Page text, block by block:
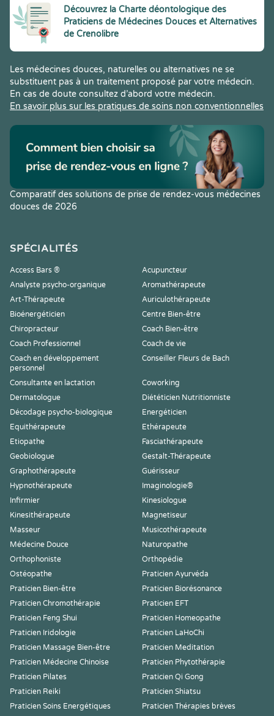
Découvrez la Charte déontologique des
Praticiens de Médecines Douces et Alternatives
de Crenolibre
Les médecines douces, naturelles ou alternatives ne se
substituent pas à un traitement proposé par votre médecin.
En cas de doute consultez d’abord votre médecin.
En savoir plus sur les pratiques de soins non conventionnelles
Comparatif des solutions de prise de rendez-vous médecines
douces de 2026
SPÉCIALITÉS
Access Bars ®
Acupuncteur
Analyste psycho-organique
Aromathérapeute
Art-Thérapeute
Auriculothérapeute
Bioénergéticien
Centre Bien-être
Chiropracteur
Coach Bien-être
Coach Professionnel
Coach de vie
Coach en développement
personnel
Conseiller Fleurs de Bach
Consultante en lactation
Coworking
Dermatologue
Diététicien Nutritionniste
Décodage psycho-biologique
Energéticien
Equithérapeute
Ethérapeute
Etiopathe
Fasciathérapeute
Geobiologue
Gestalt-Thérapeute
Graphothérapeute
Guérisseur
Hypnothérapeute
Imaginologie®
Infirmier
Kinesiologue
Kinesithérapeute
Magnetiseur
Masseur
Musicothérapeute
Médecine Douce
Naturopathe
Orthophoniste
Orthopédie
Ostéopathe
Praticien Ayurvéda
Praticien Bien-être
Praticien Biorésonance
Praticien Chromothérapie
Praticien EFT
Praticien Feng Shui
Praticien Homeopathe
Praticien Iridologie
Praticien LaHoChi
Praticien Massage Bien-être
Praticien Meditation
Praticien Médecine Chinoise
Praticien Phytothérapie
Praticien Pilates
Praticien Qi Gong
Praticien Reiki
Praticien Shiatsu
Praticien Soins Energétiques
Praticien Thérapies brèves